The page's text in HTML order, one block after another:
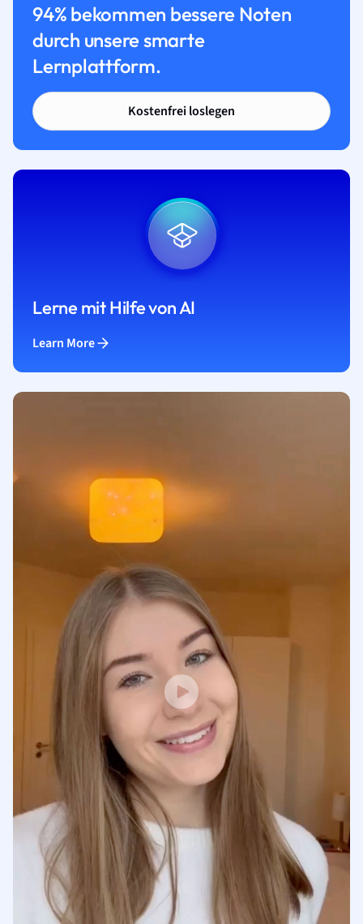
94% bekommen bessere Noten
durch unsere smarte
Lernplattform.
Kostenfrei loslegen
Lerne mit Hilfe von AI
Learn More